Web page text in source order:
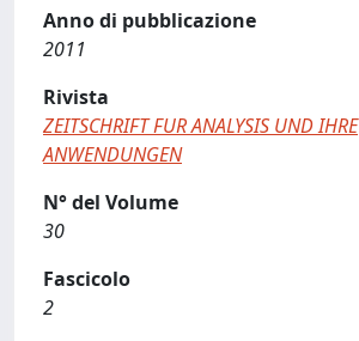
Anno di pubblicazione
2011
Rivista
ZEITSCHRIFT FUR ANALYSIS UND IHRE
ANWENDUNGEN
N° del Volume
30
Fascicolo
2